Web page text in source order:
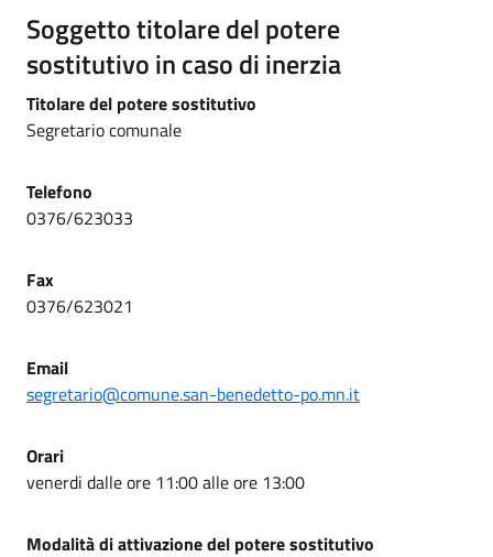
Soggetto titolare del potere
sostitutivo in caso di inerzia
Titolare del potere sostitutivo
Segretario comunale
Telefono
0376/623033
Fax
0376/623021
Email
segretario@comune.san-benedetto-po.mn.it
Orari
venerdi dalle ore 11:00 alle ore 13:00
Modalità di attivazione del potere sostitutivo